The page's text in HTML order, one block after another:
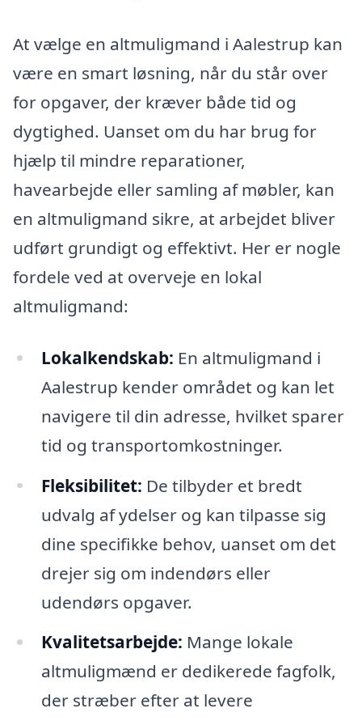
At vælge en altmuligmand i Aalestrup kan
være en smart løsning, når du står over
for opgaver, der kræver både tid og
dygtighed. Uanset om du har brug for
hjælp til mindre reparationer,
havearbejde eller samling af møbler, kan
en altmuligmand sikre, at arbejdet bliver
udført grundigt og effektivt. Her er nogle
fordele ved at overveje en lokal
altmuligmand:
Lokalkendskab: En altmuligmand i
Aalestrup kender området og kan let
navigere til din adresse, hvilket sparer
tid og transportomkostninger.
Fleksibilitet: De tilbyder et bredt
udvalg af ydelser og kan tilpasse sig
dine specifikke behov, uanset om det
drejer sig om indendørs eller
udendørs opgaver.
Kvalitetsarbejde: Mange lokale
altmuligmænd er dedikerede fagfolk,
der stræber efter at levere